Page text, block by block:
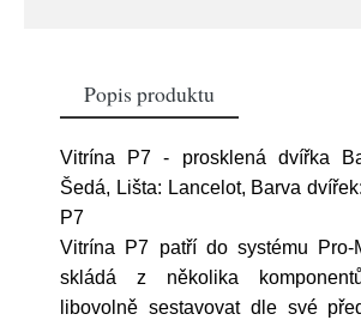
Popis produktu
Vitrína P7 - prosklená dvířka
Šedá, Lišta: Lancelot, Barva
P7
Vitrína P7 patří do systému Pro-
skládá z několika
libovolně sestavovat dle své